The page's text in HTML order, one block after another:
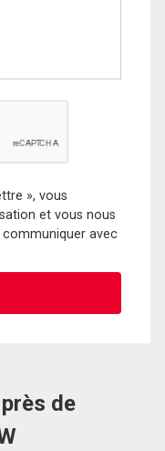
», vous
et vous nous
avec
de